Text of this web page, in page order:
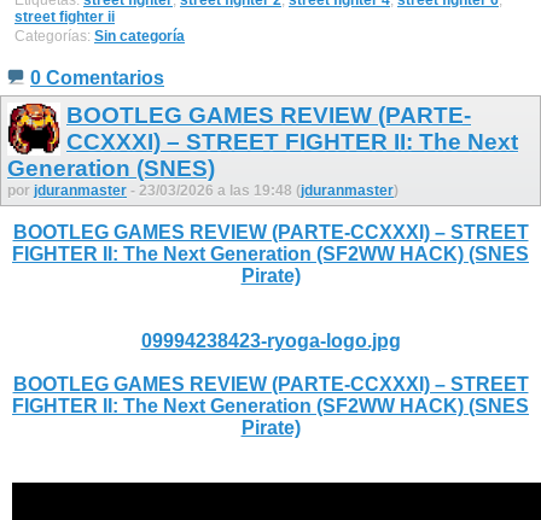
street fighter ii
Categorías: Sin categoría
0 Comentarios
BOOTLEG GAMES REVIEW (PARTE-
CCXXXI) – STREET FIGHTER II: The Next
Generation (SNES)
por jduranmaster - 23/03/2026 a las 19:48 (jduranmaster)
BOOTLEG GAMES REVIEW (PARTE-CCXXXI) – STREET
FIGHTER II: The Next Generation (SF2WW HACK) (SNES
Pirate)
09994238423-ryoga-logo.jpg
BOOTLEG GAMES REVIEW (PARTE-CCXXXI) – STREET
FIGHTER II: The Next Generation (SF2WW HACK) (SNES
Pirate)